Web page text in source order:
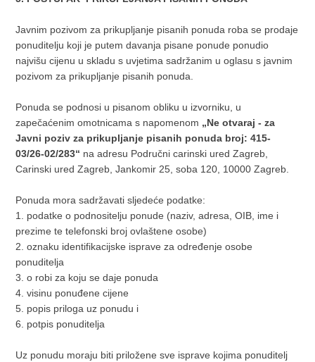
Javnim pozivom za prikupljanje pisanih ponuda roba se prodaje
ponuditelju koji je putem davanja pisane ponude ponudio
najvišu cijenu u skladu s uvjetima sadržanim u oglasu s javnim
pozivom za prikupljanje pisanih ponuda.
Ponuda se podnosi u pisanom obliku u izvorniku, u
zapečaćenim omotnicama s napomenom „Ne otvaraj - za
Javni poziv za prikupljanje pisanih ponuda broj: 415-
03/26-02/283“ na adresu Područni carinski ured Zagreb,
Carinski ured Zagreb, Jankomir 25, soba 120, 10000 Zagreb.
Ponuda mora sadržavati sljedeće podatke:
1. podatke o podnositelju ponude (naziv, adresa, OIB, ime i
prezime te telefonski broj ovlaštene osobe)
2. oznaku identifikacijske isprave za određenje osobe
ponuditelja
3. o robi za koju se daje ponuda
4. visinu ponuđene cijene
5. popis priloga uz ponudu i
6. potpis ponuditelja
Uz ponudu moraju biti priložene sve isprave kojima ponuditelj